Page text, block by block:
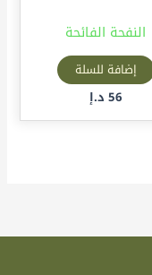
النفحة الفائحة
إضافة للسلة
56 د.إ